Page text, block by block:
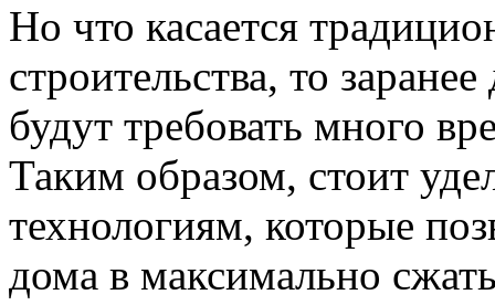
Но что касается
строительства, то
будут требовать много
Таким образом, стоит
технологиям, которые
дома в максимально